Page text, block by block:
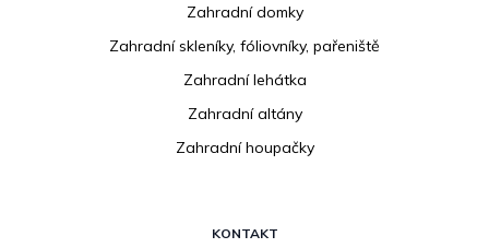
Zahradní domky
Zahradní skleníky, fóliovníky, pařeniště
Zahradní lehátka
Zahradní altány
Zahradní houpačky
KONTAKT